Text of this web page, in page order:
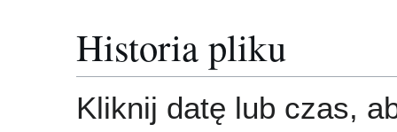
Historia pliku
Kliknij datę lub czas,